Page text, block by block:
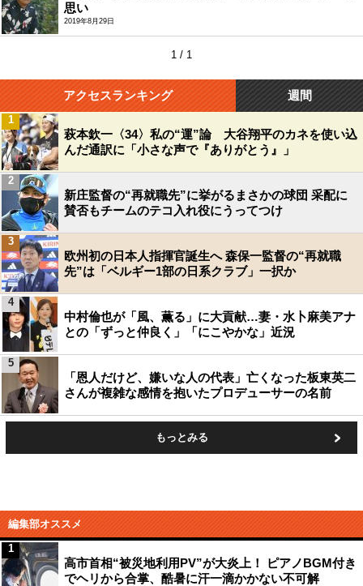
思い
2019年8月29日
1 / 1
アクセスランキング 週間
萩本欽一〈34〉私の“運”論 大谷翔平のカネを使い込
んだ通訳に「小さな声で『ありがとう』」
1
新庄監督の“再就職先”に挙がるまさかの球団 采配に
賛否もチームのテコ入れ役にうってつけ
2
欧州初の日本人指揮官誕生へ 森保一監督の“再就職
先”は「ベルギー1部の日系クラブ」一択か
3
中村倫也が「風、薫る」に大貢献…妻・水卜麻美アナ
との「ずっと仲良く」「にこやかな」近況
4
「恩人だけど、嫌いな人の代表」亡くなった板東英二
さんが複雑な感情を抱いたプロデューサーの名前
5
もっとみる
編集部オススメ
高市首相“被災地利用PV”が大炎上！ ピアノBGM付き
でヘリから合掌、酷暑に汗一滴かかない不可解
1